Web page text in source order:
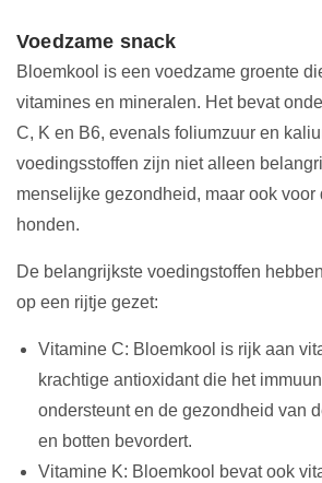
Voedzame snack
Bloemkool is een voedzame groente
vitamines en mineralen. Het bevat
C, K en B6, evenals foliumzuur en
voedingsstoffen zijn niet alleen
menselijke gezondheid, maar ook voor
honden.
De belangrijkste voedingstoffen
op een rijtje gezet:
Vitamine C: Bloemkool is rijk aan
krachtige antioxidant die het
ondersteunt en de gezondheid van
en botten bevordert.
Vitamine K: Bloemkool bevat ook